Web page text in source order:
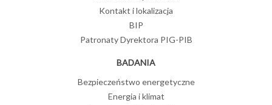
Kontakt i lokalizacja
BIP
Patronaty Dyrektora PIG-PIB
BADANIA
Bezpieczeństwo energetyczne
Energia i klimat